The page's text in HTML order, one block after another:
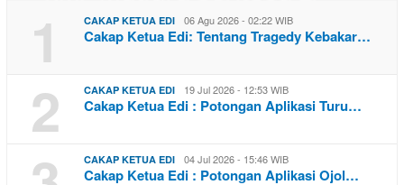
1 CAKAP KETUA EDI 06 Agu 2026 - 02:22 WIB
Cakap Ketua Edi: Tentang Tragedy Kebakar…
2 CAKAP KETUA EDI 19 Jul 2026 - 12:53 WIB
Cakap Ketua Edi : Potongan Aplikasi Turu…
CAKAP KETUA EDI 04 Jul 2026 - 15:46 WIB
Cakap Ketua Edi : Potongan Aplikasi Ojol…